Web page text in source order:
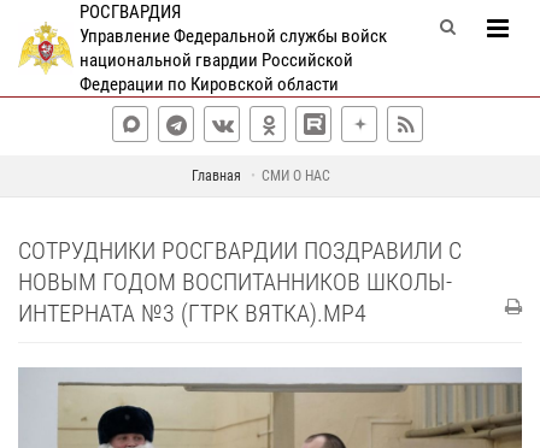
РОСГВАРДИЯ
Управление Федеральной службы войск
национальной гвардии Российской
Федерации по Кировской области
Главная СМИ О НАС
СОТРУДНИКИ РОСГВАРДИИ ПОЗДРАВИЛИ С
НОВЫМ ГОДОМ ВОСПИТАННИКОВ ШКОЛЫ-
ИНТЕРНАТА №3 (ГТРК ВЯТКА).MP4